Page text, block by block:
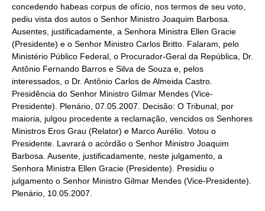
concedendo habeas corpus de ofício, nos termos de seu voto,
pediu vista dos autos o Senhor Ministro Joaquim Barbosa.
Ausentes, justificadamente, a Senhora Ministra Ellen Gracie
(Presidente) e o Senhor Ministro Carlos Britto. Falaram, pelo
Ministério Público Federal, o Procurador-Geral da República, Dr.
Antônio Fernando Barros e Silva de Souza e, pelos
interessados, o Dr. Antônio Carlos de Almeida Castro.
Presidência do Senhor Ministro Gilmar Mendes (Vice-
Presidente). Plenário, 07.05.2007. Decisão: O Tribunal, por
maioria, julgou procedente a reclamação, vencidos os Senhores
Ministros Eros Grau (Relator) e Marco Aurélio. Votou o
Presidente. Lavrará o acórdão o Senhor Ministro Joaquim
Barbosa. Ausente, justificadamente, neste julgamento, a
Senhora Ministra Ellen Gracie (Presidente). Presidiu o
julgamento o Senhor Ministro Gilmar Mendes (Vice-Presidente).
Plenário, 10.05.2007.